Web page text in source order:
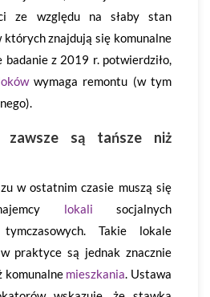
ze względu na słaby stan
znajdują się komunalne
badanie z 2019 r. potwierdziło,
wymaga remontu (w tym
zawsze są tańsze niż
w ostatnim czasie muszą się
lokali socjalnych
Takie lokale
praktyce są jednak znacznie
komunalne mieszkania. Ustawa